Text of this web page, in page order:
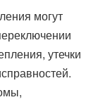
могут
утечки